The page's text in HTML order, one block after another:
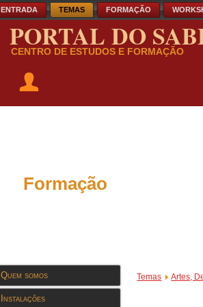
ENTRADA TEMAS FORMAÇÃO
PORTAL DO
CENTRO DE ESTUDOS E FORMAÇÃO
Formação
Quem somos
Instalações
Temas Artes,